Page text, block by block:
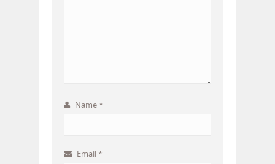
Name*
Email *